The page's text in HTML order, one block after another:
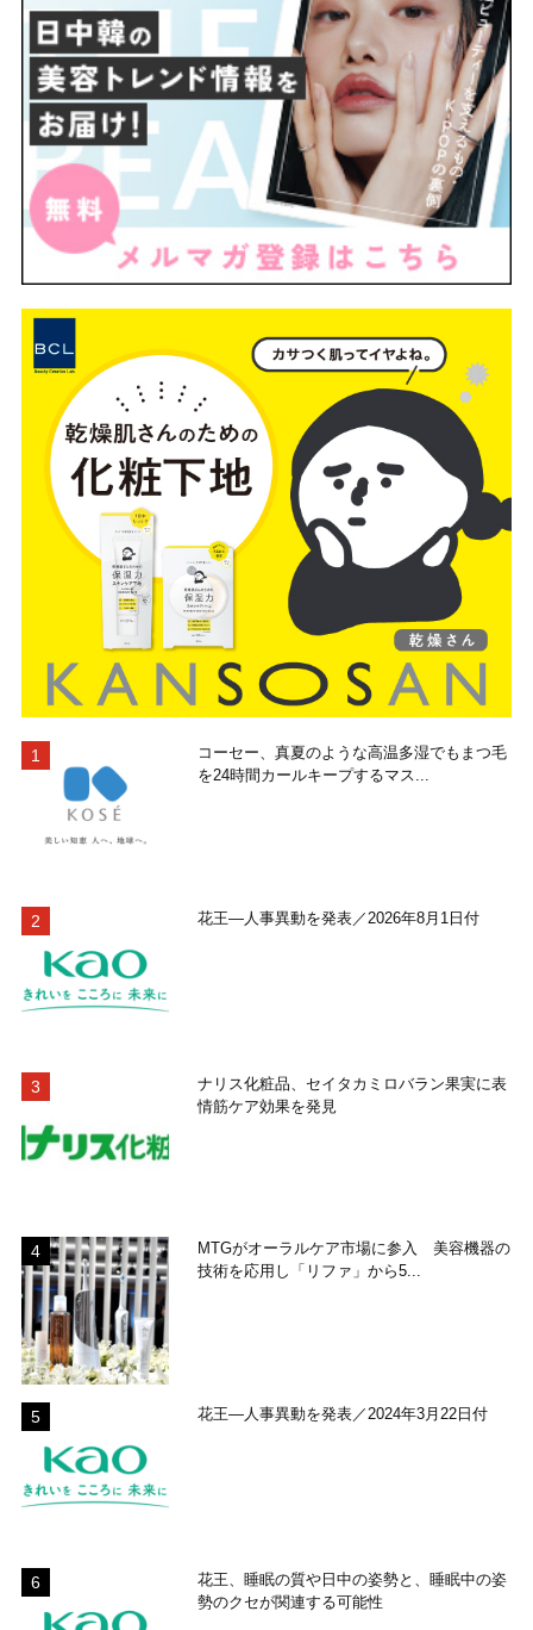
コーセー、真夏のような高温多湿でもまつ毛
を24時間カールキープするマス...
花王―人事異動を発表／2026年8月1日付
ナリス化粧品、セイタカミロバラン果実に表
情筋ケア効果を発見
MTGがオーラルケア市場に参入 美容機器の
技術を応用し「リファ」から5...
花王―人事異動を発表／2024年3月22日付
花王、睡眠の質や日中の姿勢と、睡眠中の姿
勢のクセが関連する可能性